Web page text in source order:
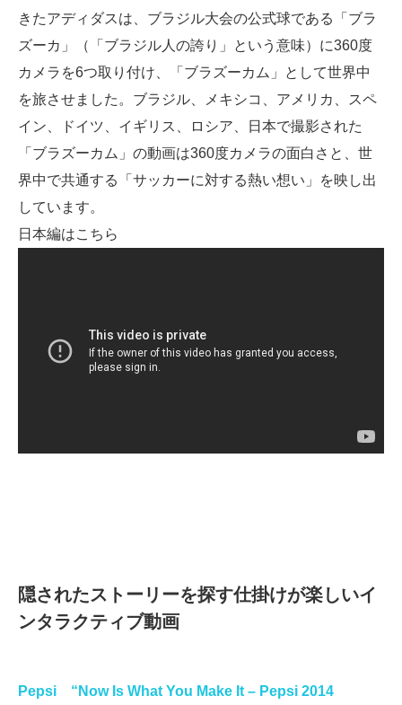
きたアディダスは、ブラジル大会の公式球である「ブラ
ズーカ」（「ブラジル人の誇り」という意味）に360度
カメラを6つ取り付け、「ブラズーカム」として世界中
を旅させました。ブラジル、メキシコ、アメリカ、スペ
イン、ドイツ、イギリス、ロシア、日本で撮影された
「ブラズーカム」の動画は360度カメラの面白さと、世
界中で共通する「サッカーに対する熱い想い」を映し出
しています。
日本編はこちら
隠されたストーリーを探す仕掛けが楽しいイ
ンタラクティブ動画
Pepsi “Now Is What You Make It – Pepsi 2014